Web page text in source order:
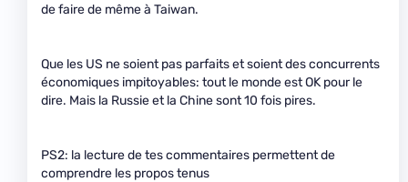
de faire de même à Taiwan.
Que les US ne soient pas parfaits et soient des concurrents
économiques impitoyables: tout le monde est OK pour le
dire. Mais la Russie et la Chine sont 10 fois pires.
PS2: la lecture de tes commentaires permettent de
comprendre les propos tenus